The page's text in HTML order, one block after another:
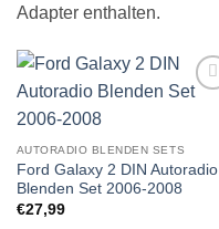
Adapter enthalten.
AUTORADIO BLENDEN SETS
Ford Galaxy 2 DIN Autoradio
Blenden Set 2006-2008
€27,99